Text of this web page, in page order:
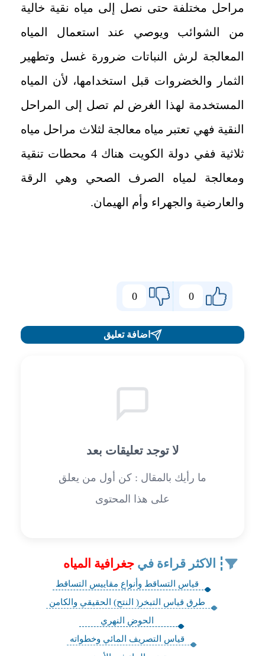
مراحل مختلفة حتى نصل إلى مياه نقية خالية
من الشوائب ويوصي عند استعمال المياه
المعالجة لرش النباتات ضرورة غسل وتطهير
الثمار والخضروات قبل استخدامها، لأن المياه
المستخدمة لهذا الغرض لم تصل إلى المراحل
النقية فهي تعتبر مياه معالجة لثلاث مراحل مياه
ثلاثية ففي دولة الكويت هناك 4 محطات تنقية
ومعالجة لمياه الصرف الصحي وهي الرقة
والعارضية والجهراء وأم الهيمان.
0
0
اضافة تعليق
لا توجد تعليقات بعد
ما رأيك بالمقال : كن أول من يعلق
على هذا المحتوى
الاكثر قراءة في جغرافية المياه
قياس التساقط وأنواع مقاييس التساقط
طرق قياس التبخر( النتح) الحقيقي والكامن
الحوض النهري
قياس التصريف المائي وخطواته